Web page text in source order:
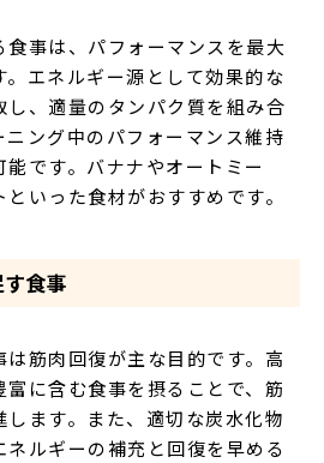
食事は、パフォーマンスを最大
エネルギー源として効果的な
、適量のタンパク質を組み合
ング中のパフォーマンス維持
です。バナナやオートミー
いった食材がおすすめです。
食事
は筋肉回復が主な目的です。高
に含む食事を摂ることで、筋
ます。また、適切な炭水化物
ルギーの補充と回復を早める